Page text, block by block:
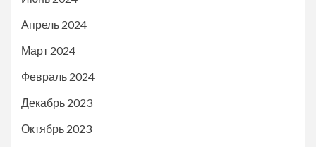
Апрель 2024
Март 2024
Февраль 2024
Декабрь 2023
Октябрь 2023